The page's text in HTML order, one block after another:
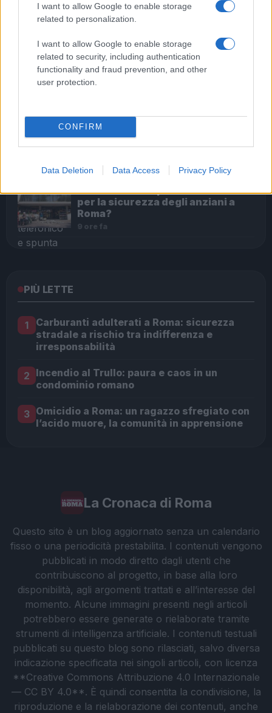
I want to allow Google to enable storage
related to personalization.
I want to allow Google to enable storage
related to security, including authentication
functionality and fraud prevention, and other
user protection.
CONFIRM
Data Deletion Data Access Privacy Policy
Tragedia alla Balduina: la morte
del dentista Federico Derla e la
questione della sicurezza
stradale
7 ore fa
una conoscente di Mirella: il
mistero del numero telefonico e
spunta un ‘Alessandro’
Crollo di intonaco al Mercato del
Tufello: un campanello d’allarme
per la sicurezza degli anziani a
Roma?
9 ore fa
PIÙ LETTE
1
Carburanti adulterati a Roma: sicurezza
stradale a rischio tra indifferenza e
irresponsabilità
2 Incendio al Trullo: paura e caos in un
condominio romano
3 Omicidio a Roma: un ragazzo sfregiato con
l’acido muore, la comunità in apprensione
La Cronaca di Roma
Questo sito è un blog aggiornato senza un calendario
fisso o una periodicità prestabilita. I contenuti vengono
pubblicati in modo diretto dagli utenti che
contribuiscono al progetto, in base alla loro
disponibilità, agli argomenti trattati e all’interesse del
momento. Alcune immagini presenti negli articoli
potrebbero essere generate o rielaborate tramite
strumenti di intelligenza artificiale. I contenuti testuali
pubblicati su questo blog sono rilasciati, salvo diversa
indicazione specificata nei singoli articoli, con licenza
**Creative Commons Attribuzione 4.0 Internazionale
— CC BY 4.0**. È quindi consentita la condivisione, la
riproduzione e la rielaborazione dei contenuti, anche